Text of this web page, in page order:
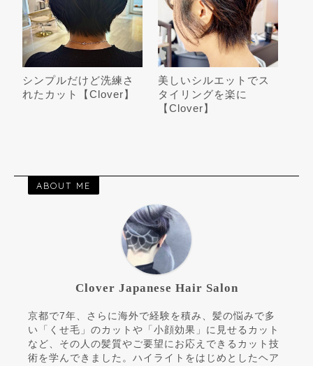
シンプルだけど洗練さ
れたカット【Clover】
美しいシルエットでス
タイリングを楽に
【Clover】
ABOUT ME
Clover Japanese Hair Salon
京都で7年、さらに海外で経験を積み、髪の悩みで多
い「くせ毛」のカットや「小顔効果」に見せるカット
など、その人の髪質やご要望にお応えできるカット技
術を学んできました。ハイライトをはじめとしたヘア